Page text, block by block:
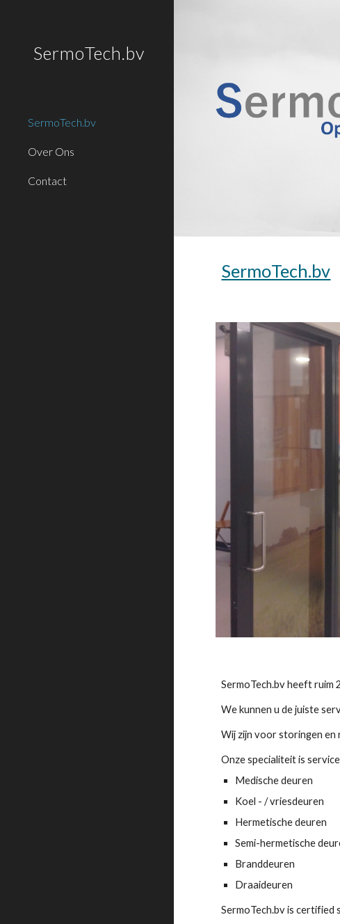
SermoTech.bv
SermoTech.bv
Over Ons
Contact
SermoTech.bv
SermoTech.bv heeft ruim
We kunnen u de juiste
Wij zijn voor storingen en
Onze specialiteit is
Medische deuren
Koel - / vriesdeuren
Hermetische deuren
Semi-hermetische
Branddeuren
Draaideuren
SermoTech.bv is certified